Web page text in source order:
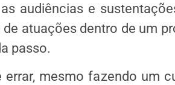
audiências e
atuações dentro de um
passo.
mesmo fazendo um